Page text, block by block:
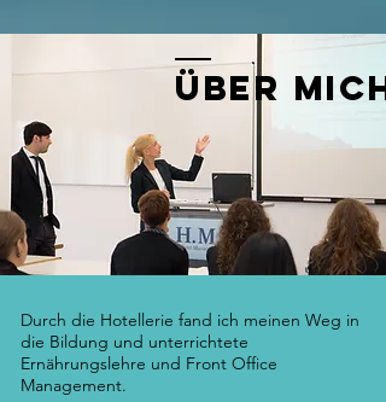
üBER MICH
Durch die Hotellerie fand ich meinen Weg in
die Bildung und unterrichtete
Ernährungslehre und Front Office
Management.